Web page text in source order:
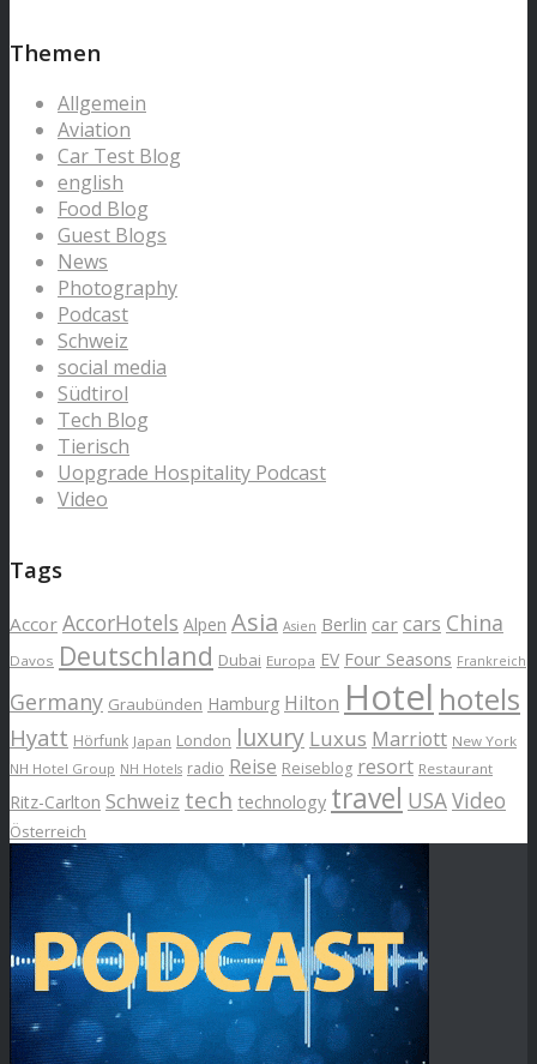
Themen
Allgemein
Aviation
Car Test Blog
english
Food Blog
Guest Blogs
News
Photography
Podcast
Schweiz
social media
Südtirol
Tech Blog
Tierisch
Uopgrade Hospitality Podcast
Video
Tags
Accor AccorHotels Alpen Asia Asien Berlin car cars China
Davos Deutschland Dubai Europa EV Four Seasons Frankreich
Germany Graubünden Hamburg Hilton Hotel hotels
Hyatt Hörfunk Japan London luxury Luxus Marriott New York
NH Hotel Group NH Hotels radio Reise Reiseblog resort Restaurant
Ritz-Carlton Schweiz tech technology travel USAVideo
Österreich